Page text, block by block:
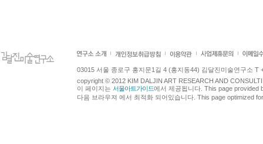
03015 서울 종로구 홍지문1길 4 (홍지동44) 김달진미술연구소 T
copyright © 2012 KIM DALJIN ART RESEARCH AND
이 페이지는 서울아트가이드에서 제공됩니다. This page provided
다음 브라우져 에서 최적화 되어있습니다. This page optimized